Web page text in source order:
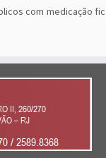
com medicação